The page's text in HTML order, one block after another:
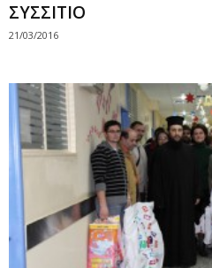
ΣΥΣΣΙΤΙΟ
21/03/2016